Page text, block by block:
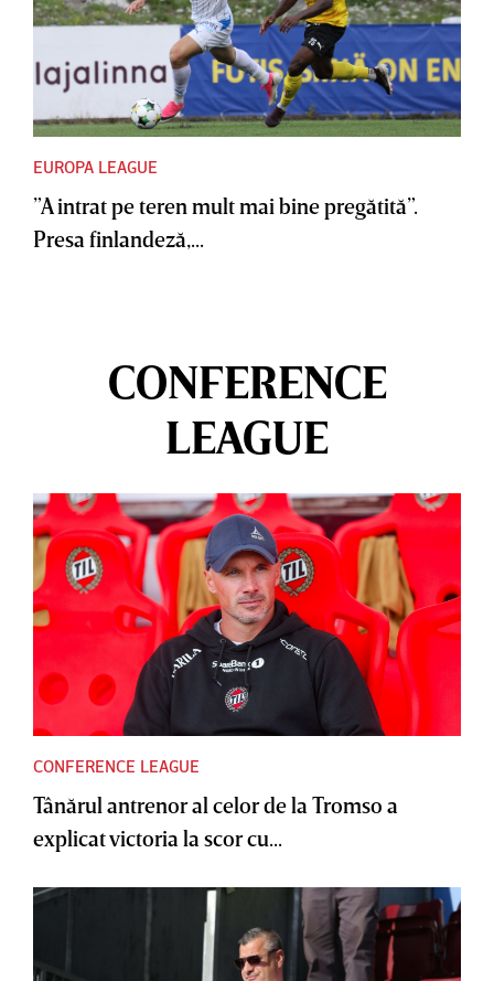
EUROPA LEAGUE
”A intrat pe teren mult mai bine pregătită”.
Presa finlandeză,...
CONFERENCE
LEAGUE
CONFERENCE LEAGUE
Tânărul antrenor al celor de la Tromso a
explicat victoria la scor cu...